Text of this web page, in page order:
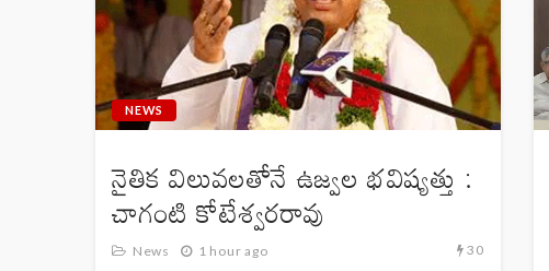
NEWS
నైతిక విలువలతోనే ఉజ్వల భవిష్యత్తు :
చాగంటి కోటేశ్వరరావు
News 1 hour ago 30